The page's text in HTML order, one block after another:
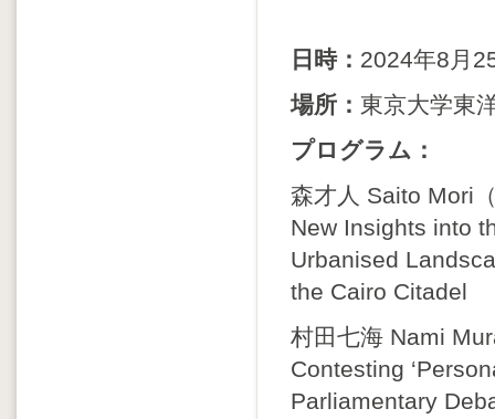
日時： 2024年8月
場所： 東京大学東
プログラム：
森才人 Saito Mori
New Insights into
Urbanised
the Cairo Citadel
村田七海 Nami
Contesting
Parliamentary